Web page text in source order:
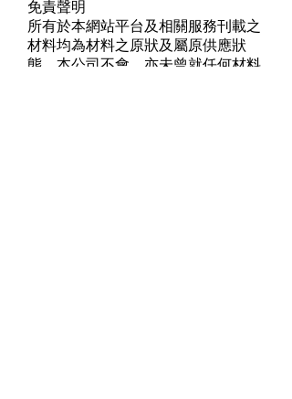
免責聲明
所有於本網站平台及相關服務刊載之
材料均為材料之原狀及屬原供應狀
態。本公司不會，亦未曾就任何材料